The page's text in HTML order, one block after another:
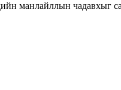
манлайллын чадавхыг